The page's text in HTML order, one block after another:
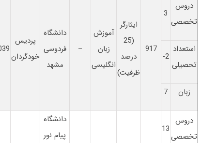
دروس
تخصصی
3
917
ایثارگر
(25
درصد
ظرفیت)
آموزش
زبان
انگلیسی
–
دانشگاه
فردوسی
مشهد
پردیس
خودگردان
استعداد
تحصیلی
2-
زبان 7
دروس
تخصصی
13
دانشگاه
پیام نور